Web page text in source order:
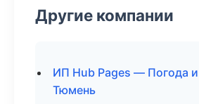
Другие компании
ИП Hub Pages — Погода
Тюмень